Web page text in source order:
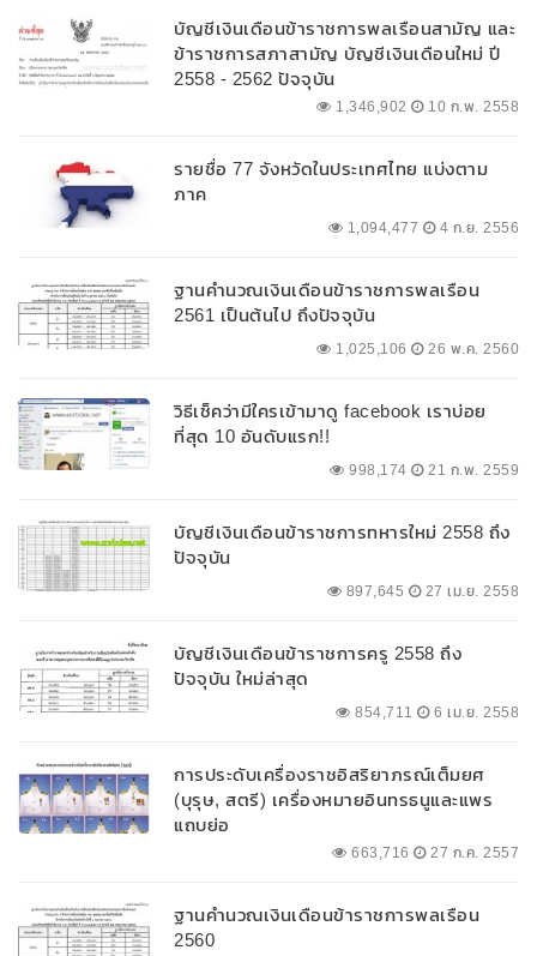
บัญชีเงินเดือนข้าราชการพลเรือนสามัญ และ
ข้าราชการสภาสามัญ บัญชีเงินเดือนใหม่ ปี
2558 - 2562 ปัจจุบัน
1,346,902 10 ก.พ. 2558
รายชื่อ 77 จังหวัดในประเทศไทย แบ่งตาม
ภาค
1,094,477 4 ก.ย. 2556
ฐานคำนวณเงินเดือนข้าราชการพลเรือน
2561 เป็นต้นไป ถึงปัจจุบัน
1,025,106 26 พ.ค. 2560
วิธีเช็คว่ามีใครเข้ามาดู facebook เราบ่อย
ที่สุด 10 อันดับแรก!!
998,174 21 ก.พ. 2559
บัญชีเงินเดือนข้าราชการทหารใหม่ 2558 ถึง
ปัจจุบัน
897,645 27 เม.ย. 2558
บัญชีเงินเดือนข้าราชการครู 2558 ถึง
ปัจจุบัน ใหม่ล่าสุด
854,711 6 เม.ย. 2558
การประดับเครื่องราชอิสริยาภรณ์เต็มยศ
(บุรุษ, สตรี) เครื่องหมายอินทรธนูและแพร
แถบย่อ
663,716 27 ก.ค. 2557
ฐานคำนวณเงินเดือนข้าราชการพลเรือน
2560